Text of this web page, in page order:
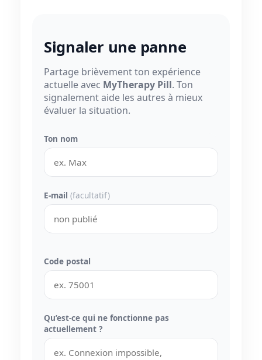
Signaler une panne
Partage brièvement ton expérience
actuelle avec MyTherapy Pill. Ton
signalement aide les autres à mieux
évaluer la situation.
Ton nom
E-mail (facultatif)
Code postal
Qu’est-ce qui ne fonctionne pas
actuellement ?